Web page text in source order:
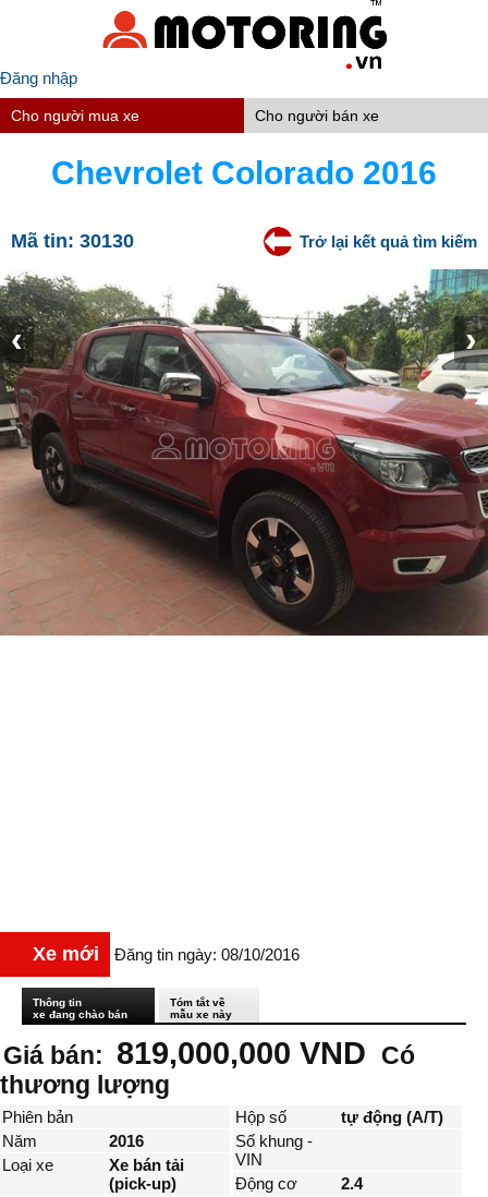
Đăng nhập
Cho người mua xe Cho người bán xe
Chevrolet Colorado 2016
Mã tin: 30130 Trở lại kết quả tìm kiếm
‹ ›
Xe mới Đăng tin ngày: 08/10/2016
Thông tin
xe đang chào bán
Tóm tắt về
mẫu xe này
Giá bán: 819,000,000 VND
Có
thương lượng
Phiên bản
Năm
2016
Loại xe
Xe bán tải
(pick-up)
Hộp số
tự động (A/T)
Số khung -
VIN
Động cơ
2.4